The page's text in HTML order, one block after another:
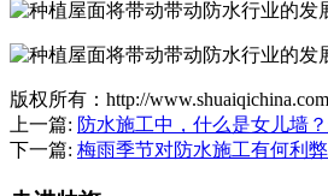
版权所有：http://
上一篇: 防水施工中，什么是女儿墙
下一篇: 梅雨季节对防水施工有何利弊